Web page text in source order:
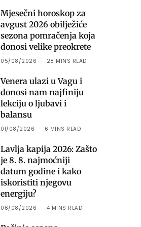
Mjesečni horoskop za
avgust 2026 obilježiće
sezona pomračenja koja
donosi velike preokrete
05/08/2026 28 MINS READ
Venera ulazi u Vagu i
donosi nam najfiniju
lekciju o ljubavi i
balansu
01/08/2026 6 MINS READ
Lavlja kapija 2026: Zašto
je 8. 8. najmoćniji
datum godine i kako
iskoristiti njegovu
energiju?
06/08/2026 4 MINS READ